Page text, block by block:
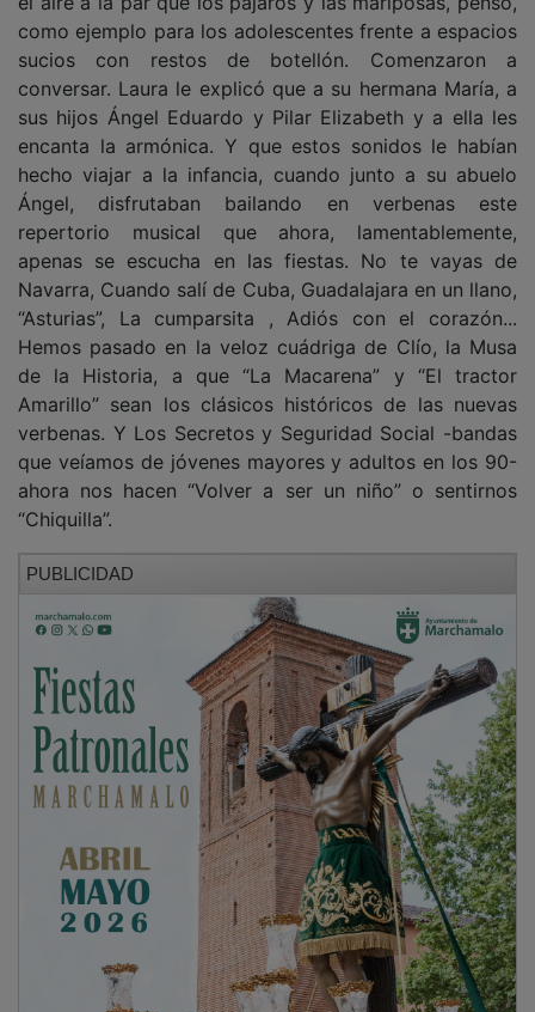
como ejemplo para los adolescentes frente a espacios
sucios con restos de botellón. Comenzaron a
conversar. Laura le explicó que a su hermana María, a
sus hijos Ángel Eduardo y Pilar Elizabeth y a ella les
encanta la armónica. Y que estos sonidos le habían
hecho viajar a la infancia, cuando junto a su abuelo
Ángel, disfrutaban bailando en verbenas este
repertorio musical que ahora, lamentablemente,
apenas se escucha en las fiestas. No te vayas de
Navarra, Cuando salí de Cuba, Guadalajara en un llano,
“Asturias”, La cumparsita , Adiós con el corazón...
Hemos pasado en la veloz cuádriga de Clío, la Musa
de la Historia, a que “La Macarena” y “El tractor
Amarillo” sean los clásicos históricos de las nuevas
verbenas. Y Los Secretos y Seguridad Social -bandas
que veíamos de jóvenes mayores y adultos en los 90-
ahora nos hacen “Volver a ser un niño” o sentirnos
“Chiquilla”.